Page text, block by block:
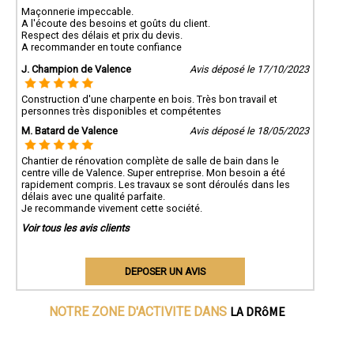
Maçonnerie impeccable.
A l'écoute des besoins et goûts du client.
Respect des délais et prix du devis.
A recommander en toute confiance
J. Champion de Valence
Avis déposé le 17/10/2023
Construction d'une charpente en bois. Très bon travail et
personnes très disponibles et compétentes
M. Batard de Valence
Avis déposé le 18/05/2023
Chantier de rénovation complète de salle de bain dans le
centre ville de Valence. Super entreprise. Mon besoin a été
rapidement compris. Les travaux se sont déroulés dans les
délais avec une qualité parfaite.
Je recommande vivement cette société.
Voir tous les avis clients
DEPOSER UN AVIS
NOTRE ZONE D'ACTIVITE DANS LA DRôME